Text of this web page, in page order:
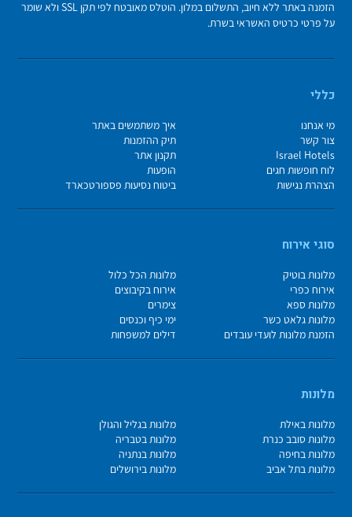
הזמנה באתר ללא חיוב, התשלום במלון. הוטלס מאובטח לפי תקן SSL ולא שומר
על פרטי כרטיס האשראי בשרת.
כללי
מי אנחנו
איך משתמשים באתר
צור קשר
תיק ההזמנות
Israel Hotels
תקנון אתר
לוח חופשות חגים
הופעות
הצהרת נגישות
ביטוח נסיעות פספורטכארד
סוגי אירוח
מלונות בוטיק
מלונות הכל כלול
אירוח כפרי
אירוח בקיבוצים
מלונות ספא
צימרים
מלונות גלאט כשר
ימי כיף וכנסים
הזמנת מלונות לועדי עובדים
דילים למשפחות
מלונות
מלונות באילת
מלונות בגליל והגולן
מלונות סובב כנרת
מלונות בטבריה
מלונות בחיפה
מלונות בנתניה
מלונות בתל אביב
מלונות בירושלים